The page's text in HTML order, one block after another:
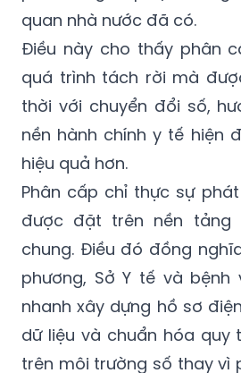
quan nhà nước đã có.
Điều này cho thấy phân
quá trình tách rời mà
thời với chuyển đổi số,
nền hành chính y tế hiện
hiệu quả hơn.
Phân cấp chỉ thực sự
được đặt trên nền tảng
chung. Điều đó đồng
phương, Sở Y tế và
nhanh xây dựng hồ sơ
dữ liệu và chuẩn hóa quy
trên môi trường số thay vì